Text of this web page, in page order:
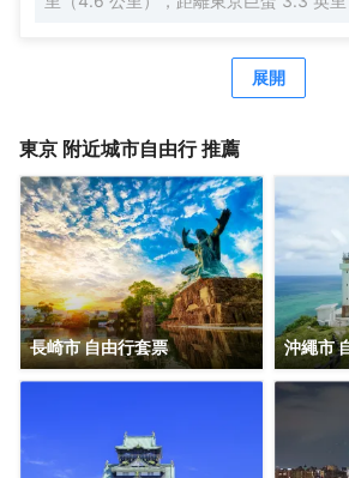
提供冰箱和液晶電視；您定能在旅途中找
淋浴/盆浴組合的私人浴室提供浸泡浴缸
展開
東京 附近城市自由行 推薦
長崎市 自由行套票 沖繩市